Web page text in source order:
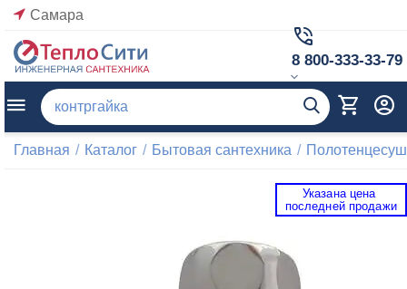
Самара
8 800-333-33-79
Главная / Каталог / Бытовая сантехника /
Указана цена
последней продажи